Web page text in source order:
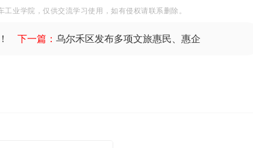
工业学院 ，仅 供交流学习使用，如有侵权请联系删除 。
下一篇： 乌尔禾区发布多项文旅惠民、惠企